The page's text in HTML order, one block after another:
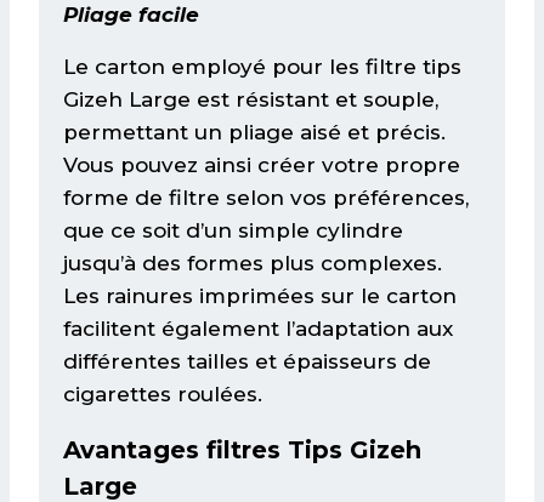
Pliage facile
Le carton employé pour les filtre tips
Gizeh Large est résistant et souple,
permettant un pliage aisé et précis.
Vous pouvez ainsi créer votre propre
forme de filtre selon vos préférences,
que ce soit d’un simple cylindre
jusqu’à des formes plus complexes.
Les rainures imprimées sur le carton
facilitent également l’adaptation aux
différentes tailles et épaisseurs de
cigarettes roulées.
Avantages filtres Tips Gizeh
Large